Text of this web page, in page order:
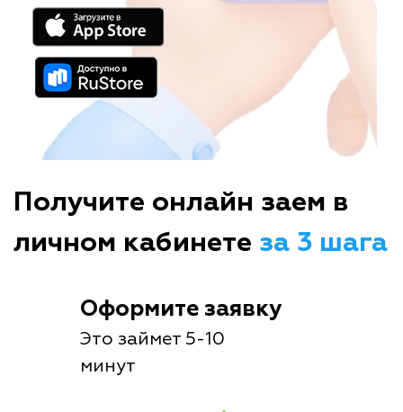
Получите онлайн заем в
личном кабинете за 3 шага
Оформите заявку
Это займет 5-10
минут